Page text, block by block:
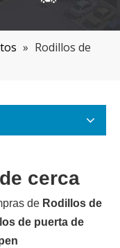
» Rodillos de
cerca
de Rodillos de
de puerta de